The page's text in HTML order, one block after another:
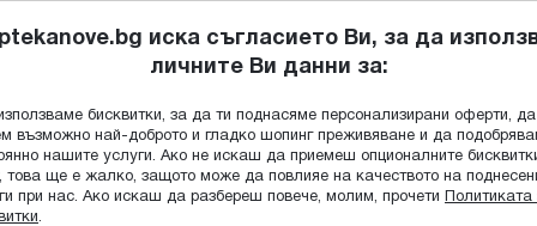
Търсене
ПОПИТАЙ
ГРИЖА ЗА МАЙКАТА И ДЕТЕТО ХРАНИТЕЛНИ ДОБАВКИ
иска съгласието Ви, за да
личните Ви данни за:
бисквитки, за да ти поднасяме персонализирани оферти, да
възможно най-доброто и гладко шопинг преживяване и да
нашите услуги. Ако не искаш да приемеш опционалните
това ще е жалко, защото може да повлияе на качеството на
при нас. Ако искаш да разбереш повече, молим, прочети
Политиката
.